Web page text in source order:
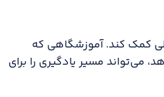
کمک کند. آموزشگاهی که
می‌تواند مسیر یادگیری را برای